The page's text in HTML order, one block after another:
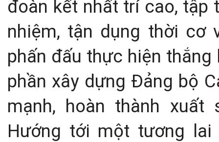
đoàn kết nhất trí cao, tập
nhiệm, tận dụng thời cơ
phấn đấu thực hiện
phần xây dựng Đảng bộ
mạnh, hoàn thành
Hướng tới một tương lai